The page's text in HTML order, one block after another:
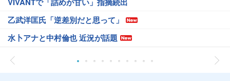
乙武洋匡氏「逆差別だと思って」
水卜アナと中村倫也 近況が話題